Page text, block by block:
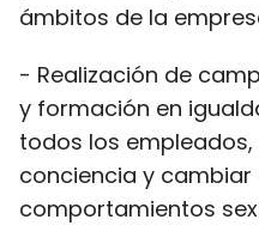
ámbitos de la
- Realización de
y formación en
todos los
conciencia y
comportamientos